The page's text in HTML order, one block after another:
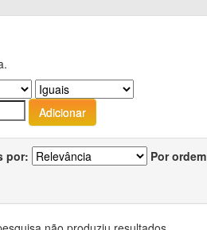
por: Por ordem